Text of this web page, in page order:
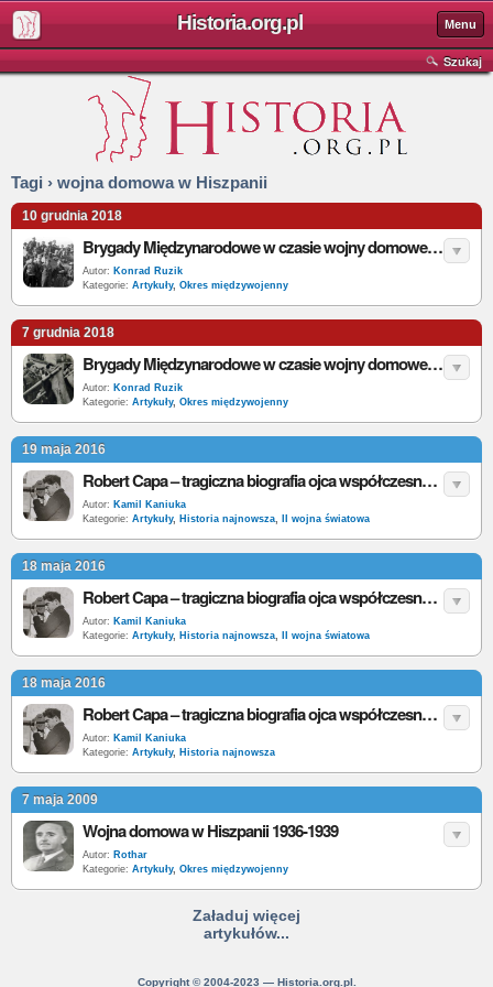
Historia.org.pl Menu
Szukaj
Tagi › wojna domowa w Hiszpanii
10 grudnia 2018
Brygady Międzynarodowe w czasie wojny domowej w Hiszpanii 1936-1939 – prawdziwe oblicze. Cz. 2
Autor: Konrad Ruzik
Kategorie: Artykuły, Okres międzywojenny
7 grudnia 2018
Brygady Międzynarodowe w czasie wojny domowej w Hiszpanii 1936-1939 – prawdziwe oblicze. Cz. 1
Autor: Konrad Ruzik
Kategorie: Artykuły, Okres międzywojenny
19 maja 2016
Robert Capa – tragiczna biografia ojca współczesnej fotografii wojennej cz. III
Autor: Kamil Kaniuka
Kategorie: Artykuły, Historia najnowsza, II wojna światowa
18 maja 2016
Robert Capa – tragiczna biografia ojca współczesnej fotografii wojennej cz. II
Autor: Kamil Kaniuka
Kategorie: Artykuły, Historia najnowsza, II wojna światowa
18 maja 2016
Robert Capa – tragiczna biografia ojca współczesnej fotografii wojennej cz. I
Autor: Kamil Kaniuka
Kategorie: Artykuły, Historia najnowsza
7 maja 2009
Wojna domowa w Hiszpanii 1936-1939
Autor: Rothar
Kategorie: Artykuły, Okres międzywojenny
Załaduj więcej
artykułów...
Copyright © 2004-2023 — Historia.org.pl.